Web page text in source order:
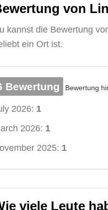
von
kannst die Bewertung
ein Ort ist.
Bewertung Bewertung
2026: 1
2026: 1
2025: 1
viele Leute